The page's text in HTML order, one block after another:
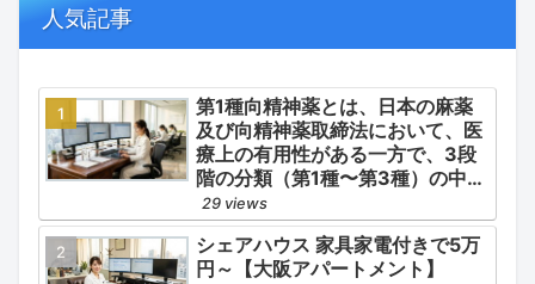
人気記事
第1種向精神薬とは、日本の麻薬
及び向精神薬取締法において、医
療上の有用性がある一方で、3段
階の分類（第1種〜第3種）の中で
最も医療用としての濫用の危険性
が高く、有害作用が強いとされる
医薬品です。
29 views
シェアハウス 家具家電付きで5万
円～【大阪アパートメント】